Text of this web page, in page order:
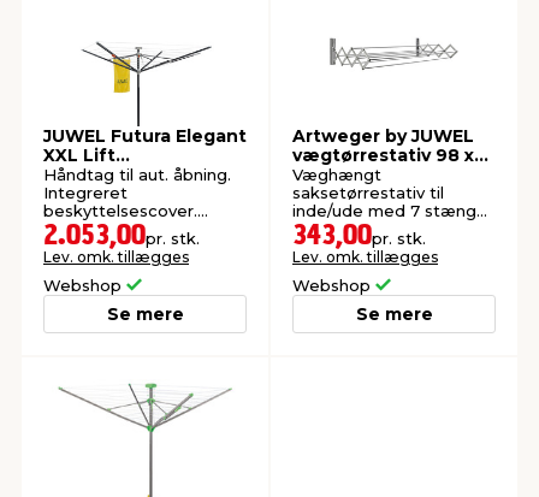
JUWEL Futura Elegant
XXL Lift
paraplytørrestativ
Håndtag til aut. åbning.
Integreret
beskyttelsescover.
Tørresnor: 51 meter. Inkl.
beslag til bøjler.
2.053,00pr. stk.
Lev. omk. tillægges
Webshop
Se mere
Artweger by JUWEL
vægtørrestativ 98 x
46 cm
Væghængt
saksetørrestativ til
inde/ude med 7 stænger
og ca. 6,6 m tørreplads.
Maks. 20 kg.
343,00pr. stk.
Lev. omk. tillægges
Webshop
Se mere